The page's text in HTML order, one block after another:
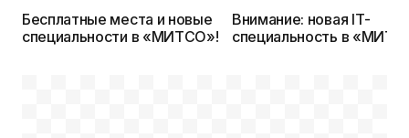
Бесплатные места и новые
специальности в «МИТСО»!
Внимание: новая IТ-
специальность в